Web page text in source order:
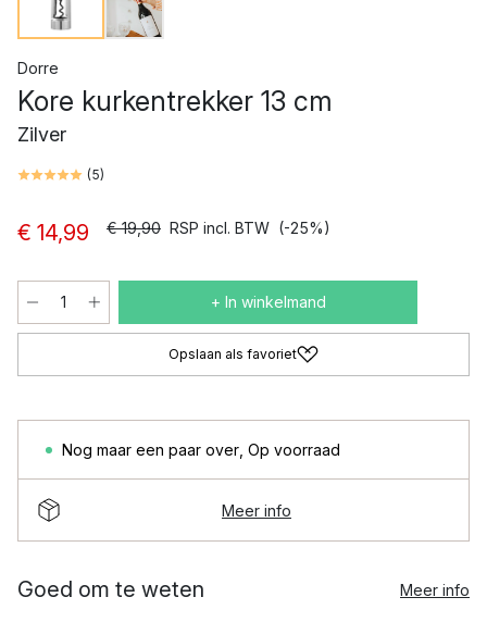
Dorre
Kore kurkentrekker 13 cm
Zilver
(5)
€ 14,99 € 19,90 RSP incl. BTW (-25%)
+ In winkelmand
Opslaan als favoriet
Nog maar een paar over Op voorraad
Meer info
Goed om te weten Meer info